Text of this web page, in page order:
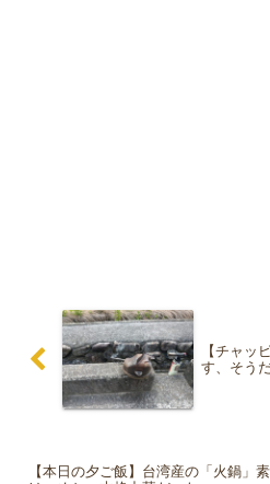
【チャッ
す、そう
【本日の夕ご飯】台湾産の「火鍋」素